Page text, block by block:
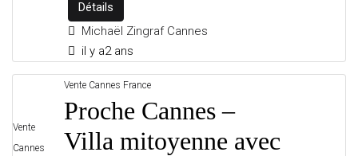
PUBLIER
CRÉATEURS & DÉCO
Détails
Michaël Zingraf Cannes
il y a2 ans
Vente
Cannes
Vente Cannes France
Proche Cannes –
Villa mitoyenne avec